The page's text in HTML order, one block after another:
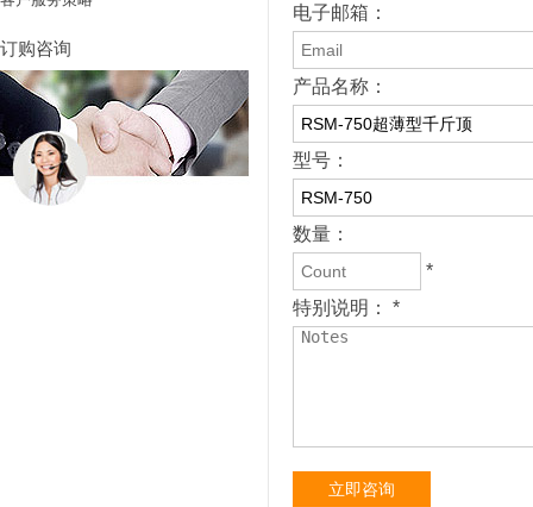
订购咨询
电子邮箱：
产品名称：
型号：
数量：
*
特别说明： *
立即咨询